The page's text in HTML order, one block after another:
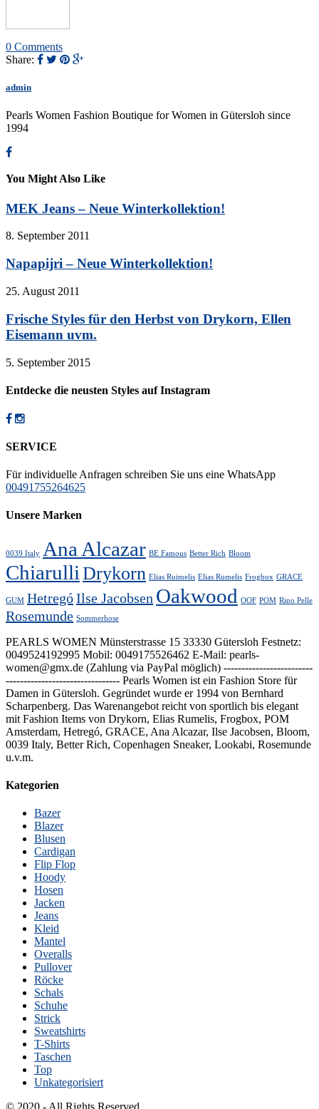
0 Comments
Share:
admin
Pearls Women Fashion Boutique for Women in Gütersloh since
1994
You Might Also Like
MEK Jeans – Neue Winterkollektion!
8. September 2011
Napapijri – Neue Winterkollektion!
25. August 2011
Frische Styles für den Herbst von Drykorn, Ellen
Eisemann uvm.
5. September 2015
Entdecke die neusten Styles auf Instagram
SERVICE
Für individuelle Anfragen schreiben Sie uns eine WhatsApp
00491755264625
Unsere Marken
0039 Italy Ana Alcazar BE Famous Better Rich Bloom
Chiarulli Drykorn Elias Ruimelis Elias Rumelis Frogbox GRACE
GUM HetregóIlse Jacobsen Oakwood OOF POM Rino Pelle
Rosemunde Sommerhose
PEARLS WOMEN Münsterstrasse 15 33330 Gütersloh Festnetz:
0049524192995 Mobil: 0049175526462 E-Mail: pearls-
women@gmx.de (Zahlung via PayPal möglich) -------------------------
-------------------------------- Pearls Women ist ein Fashion Store für
Damen in Gütersloh. Gegründet wurde er 1994 von Bernhard
Scharpenberg. Das Warenangebot reicht von sportlich bis elegant
mit Fashion Items von Drykorn, Elias Rumelis, Frogbox, POM
Amsterdam, Hetregó, GRACE, Ana Alcazar, Ilse Jacobsen, Bloom,
0039 Italy, Better Rich, Copenhagen Sneaker, Lookabi, Rosemunde
u.v.m.
Kategorien
Bazer
Blazer
Blusen
Cardigan
Flip Flop
Hoody
Hosen
Jacken
Jeans
Kleid
Mantel
Overalls
Pullover
Röcke
Schals
Schuhe
Strick
Sweatshirts
T-Shirts
Taschen
Top
Unkategorisiert